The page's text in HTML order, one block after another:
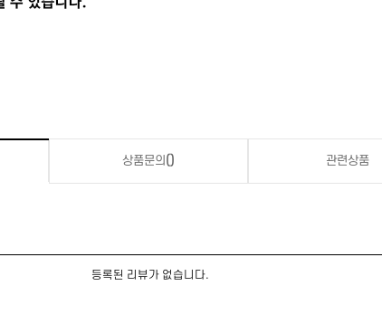
상품문의 () 관련상품
등록된 리뷰가 없습니다.